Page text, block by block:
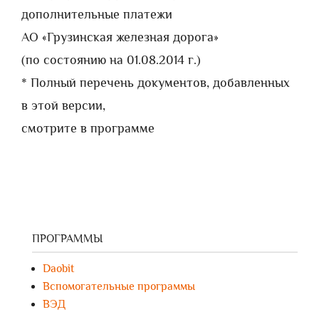
дополнительные платежи
АО «Грузинская железная дорога»
(по состоянию на 01.08.2014 г.)
* Полный перечень документов, добавленных
в этой версии,
смотрите в программе
ПРОГРАММЫ
Daobit
Вспомогательные программы
ВЭД